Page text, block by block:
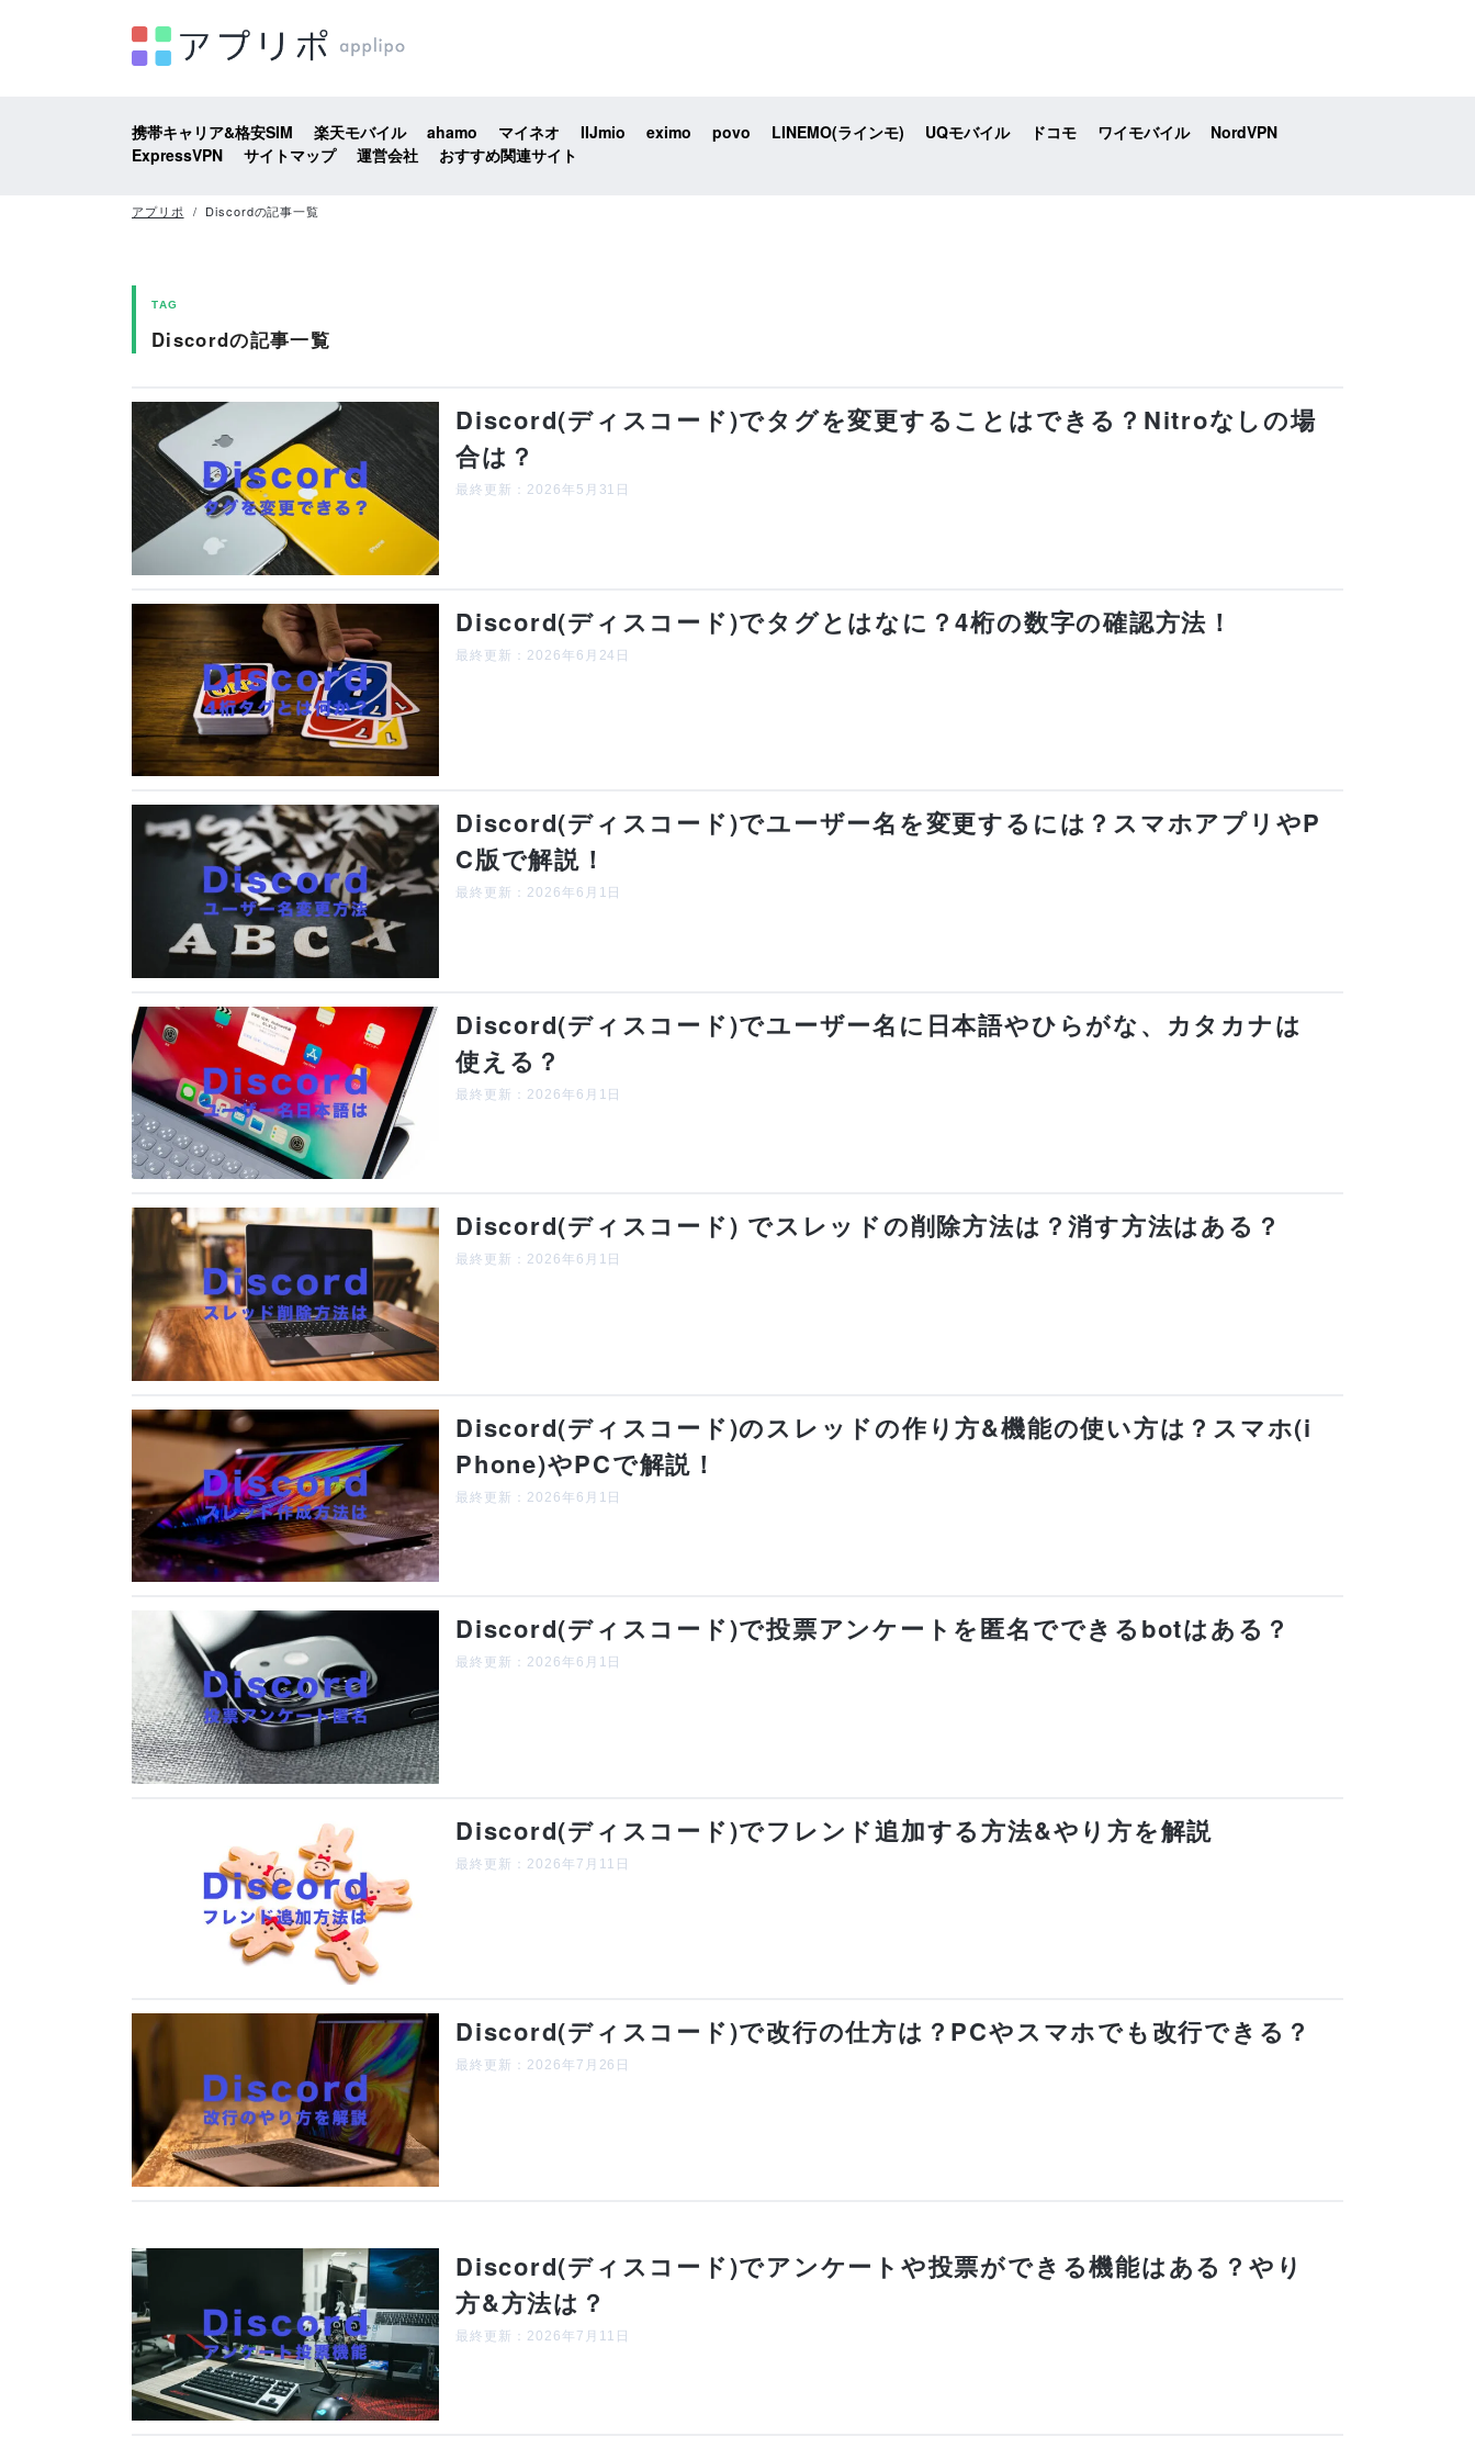
携帯キャリア&格安SIM 楽天モバイル ahamo マイネオ IIJmio eximo povo LINEMO(ラインモ) UQモバイル ドコモ ワイモバイル
NordVPN
ExpressVPN
サイトマップ 運営会社 おすすめ関連サイト
アプリポ Discordの記事一覧
TAG
Discordの記事一覧
Discord(ディスコード)でタグを変更することはできる？Nitroなしの場
合は？
最終更新：2026年5月31日
Discord(ディスコード)でタグとはなに？4桁の数字の確認方法！
最終更新：2026年6月24日
Discord(ディスコード)でユーザー名を変更するには？スマホアプリやP
C版で解説！
最終更新：2026年6月1日
Discord(ディスコード)でユーザー名に日本語やひらがな、カタカナは
使える？
最終更新：2026年6月1日
Discord(ディスコード) でスレッドの削除方法は？消す方法はある？
最終更新：2026年6月1日
Discord(ディスコード)のスレッドの作り方&機能の使い方は？スマホ(i
Phone)やPCで解説！
最終更新：2026年6月1日
Discord(ディスコード)で投票アンケートを匿名でできるbotはある？
最終更新：2026年6月1日
Discord(ディスコード)でフレンド追加する方法&やり方を解説
最終更新：2026年7月11日
Discord(ディスコード)で改行の仕方は？PCやスマホでも改行できる？
最終更新：2026年7月26日
Discord(ディスコード)でアンケートや投票ができる機能はある？やり
方&方法は？
最終更新：2026年7月11日